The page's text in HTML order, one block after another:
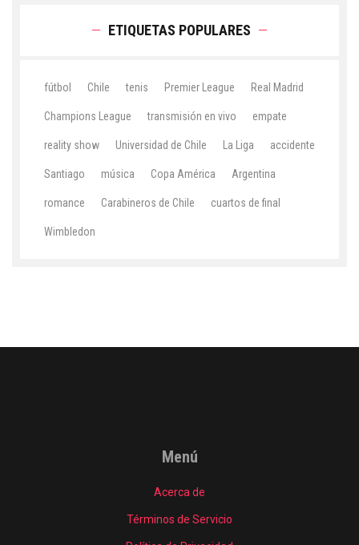
ETIQUETAS POPULARES
fútbol Chile tenis Premier League Real Madrid
Champions League transmisión en vivo empate
reality show Universidad de Chile La Liga accidente
Santiago música Copa América Argentina
romance Carabineros de Chile cuartos de final
Wimbledon
Menú
Acerca de
Términos de Servicio